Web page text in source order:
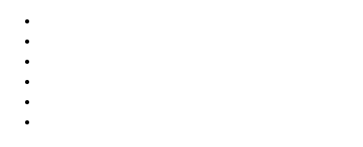
Zum
Inhalt
springen